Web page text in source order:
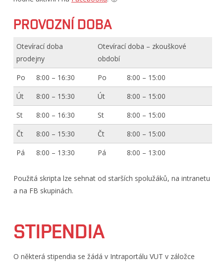
PROVOZNÍ DOBA
Otevírací doba
prodejny
Otevírací doba – zkouškové
období
Po
8:00 – 16:30 Po
8:00 – 15:00
Út
8:00 – 15:30 Út
8:00 – 15:00
St
8:00 – 16:30 St
8:00 – 15:00
Čt
8:00 – 15:30 Čt
8:00 – 15:00
Pá
8:00 – 13:30 Pá 8:00 – 13:00
Použitá skripta lze sehnat od starších spolužáků, na intranetu
a na FB skupinách.
STIPENDIA
O některá stipendia se žádá v Intraportálu VUT v záložce